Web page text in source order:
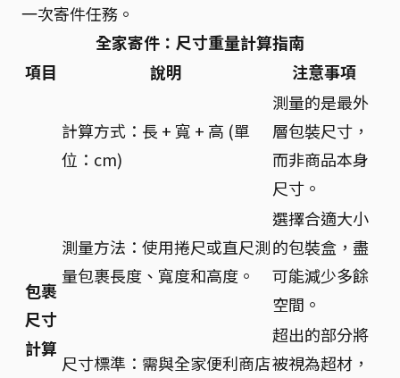
一次寄件任務。
全家寄件：尺寸重量計算指南
項目
說明 注意事項
包裹
尺寸
計算
計算方式：長 + 寬 + 高 (單
位：cm)
測量的是最外
層包裝尺寸，
而非商品本身
尺寸。
測量方法：使用捲尺或直尺測
量包裹長度、寬度和高度。
選擇合適大小
的包裝盒，盡
可能減少多餘
空間。
尺寸標準：需與全家便利商店
超出的部分將
被視為超材，